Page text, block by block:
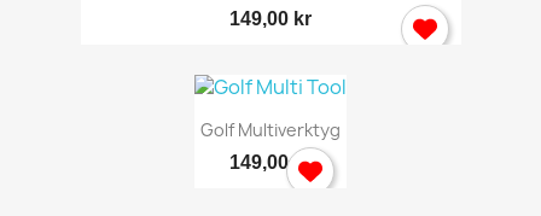
149,00 kr
Golf Multiverktyg
149,00 kr